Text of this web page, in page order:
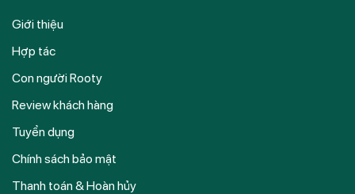
Giới thiệu
Hợp tác
Con người Rooty
Review khách hàng
Tuyển dụng
Chính sách bảo mật
Thanh toán & Hoàn hủy